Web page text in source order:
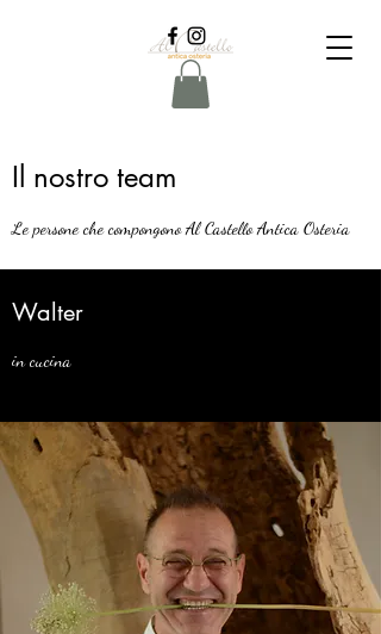
Il nostro team
Le persone che compongono Al Castello Antica Osteria
Walter
in cucina